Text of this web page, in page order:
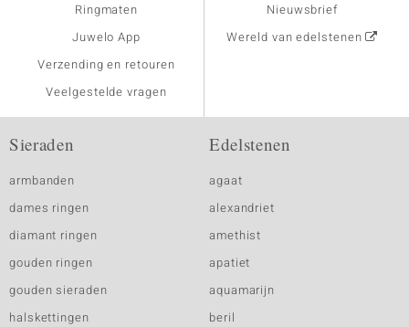
Ringmaten
Juwelo App
Verzending en retouren
Veelgestelde vragen
Nieuwsbrief
Wereld van edelstenen
Sieraden
armbanden
dames ringen
diamant ringen
gouden ringen
gouden sieraden
halskettingen
Edelstenen
agaat
alexandriet
amethist
apatiet
aquamarijn
beril